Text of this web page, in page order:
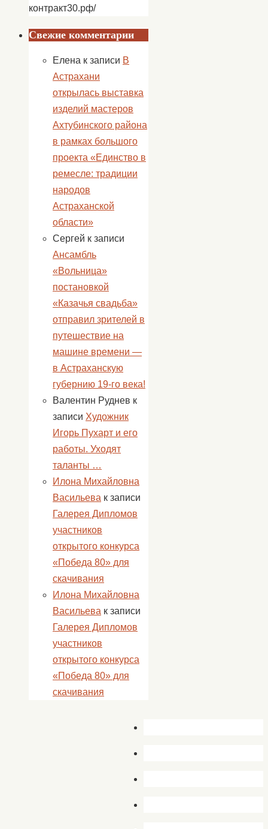
контракт30.рф/
Свежие комментарии
Елена к записи В
Астрахани
открылась выставка
изделий мастеров
Ахтубинского района
в рамках большого
проекта «Единство в
ремесле: традиции
народов
Астраханской
области»
Сергей к записи
Ансамбль
«Вольница»
постановкой
«Казачья свадьба»
отправил зрителей в
путешествие на
машине времени —
в Астраханскую
губернию 19-го века!
Валентин Руднев к
записи Художник
Игорь Пухарт и его
работы. Уходят
таланты …
Илона Михайловна
Васильева к записи
Галерея Дипломов
участников
открытого конкурса
«Победа 80» для
скачивания
Илона Михайловна
Васильева к записи
Галерея Дипломов
участников
открытого конкурса
«Победа 80» для
скачивания